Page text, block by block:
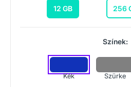
12 GB
256
Színek:
Kék Szürke